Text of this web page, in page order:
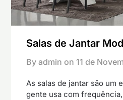
Salas de Jantar
By admin on 11 de
As salas de jantar são um
gente usa com